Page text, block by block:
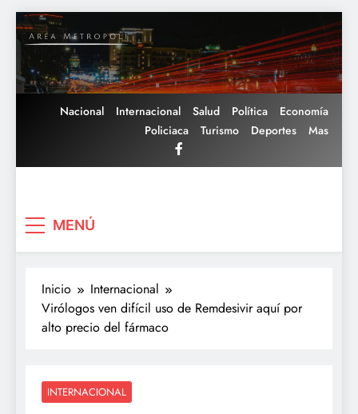
Saltar
al
contenido
Nacional Internacional Salud Política
Economía
Policiaca
Turismo Deportes Mas
MENÚ
Inicio
Internacional
Virólogos ven difícil uso de Remdesivir aquí por
alto precio del fármaco
INTERNACIONAL